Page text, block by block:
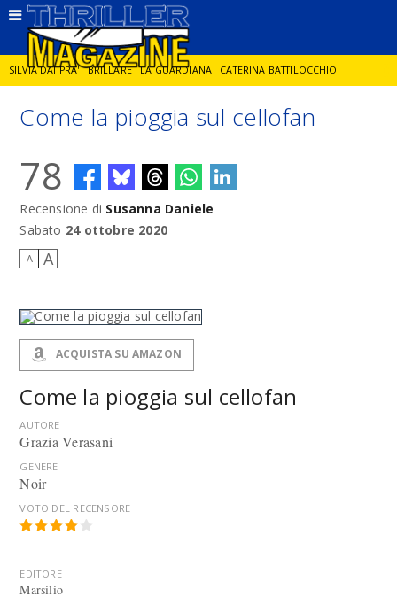
SILVIA DAI PRA' BRILLARE LA GUARDIANA CATERINA BATTILOCCHIO
JORGE DIAZ LA SPIA DELITTO IN CORNICE GIANCARLO DE CATALDO
DIEGO ZANDEL GLI ANNI DI PIETRA
Come la pioggia sul cellofan
78
Recensione di Susanna Daniele
Sabato 24 ottobre 2020
A A
ACQUISTA SU AMAZON
Come la pioggia sul cellofan
AUTORE
Grazia Verasani
GENERE
Noir
VOTO DEL RECENSORE
EDITORE
Marsilio